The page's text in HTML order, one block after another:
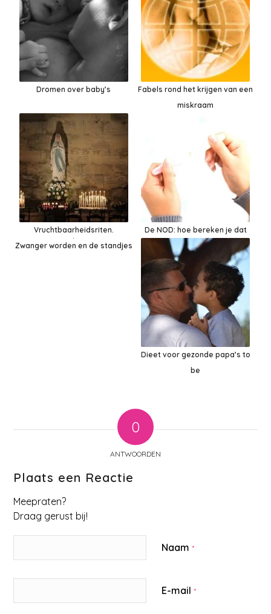
Dromen over baby’s
Fabels rond het krijgen van een
miskraam
Vruchtbaarheidsriten.
De NOD: hoe bereken je dat
Zwanger worden en de standjes
Dieet voor gezonde papa’s to
be
0
ANTWOORDEN
Plaats een Reactie
Meepraten?
Draag gerust bij!
Naam*
E-mail*